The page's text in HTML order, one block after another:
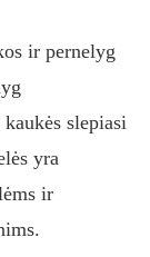
ir pernelyg
slepiasi
yra
ir